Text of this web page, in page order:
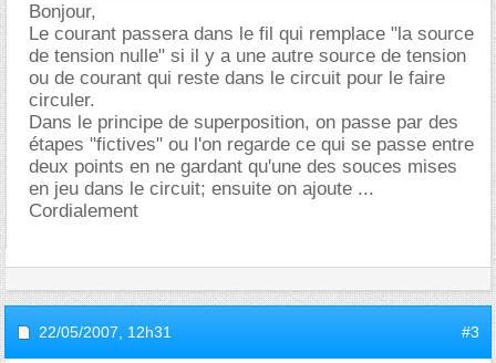
Bonjour,
Le courant passera dans le fil qui remplace "la source
de tension nulle" si il y a une autre source de tension
ou de courant qui reste dans le circuit pour le faire
circuler.
Dans le principe de superposition, on passe par des
étapes "fictives" ou l'on regarde ce qui se passe entre
deux points en ne gardant qu'une des souces mises
en jeu dans le circuit; ensuite on ajoute ...
Cordialement
22/05/2007, 12h31 #3